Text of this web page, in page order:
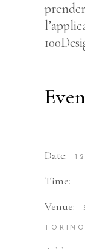
Date:
Time:
Venue:
TORINO